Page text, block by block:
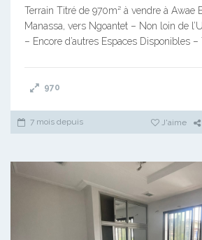
Terrain Titré de 970m² à vendre à Awae
Manassa, vers Ngoantet – Non loin de
– Encore d’autres Espaces Disponibles –
970
7 mois depuis J'aime